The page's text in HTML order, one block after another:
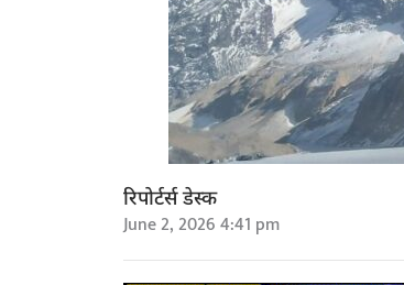
रिपोर्टर्स डेस्क
June 2, 2026 4:41 pm